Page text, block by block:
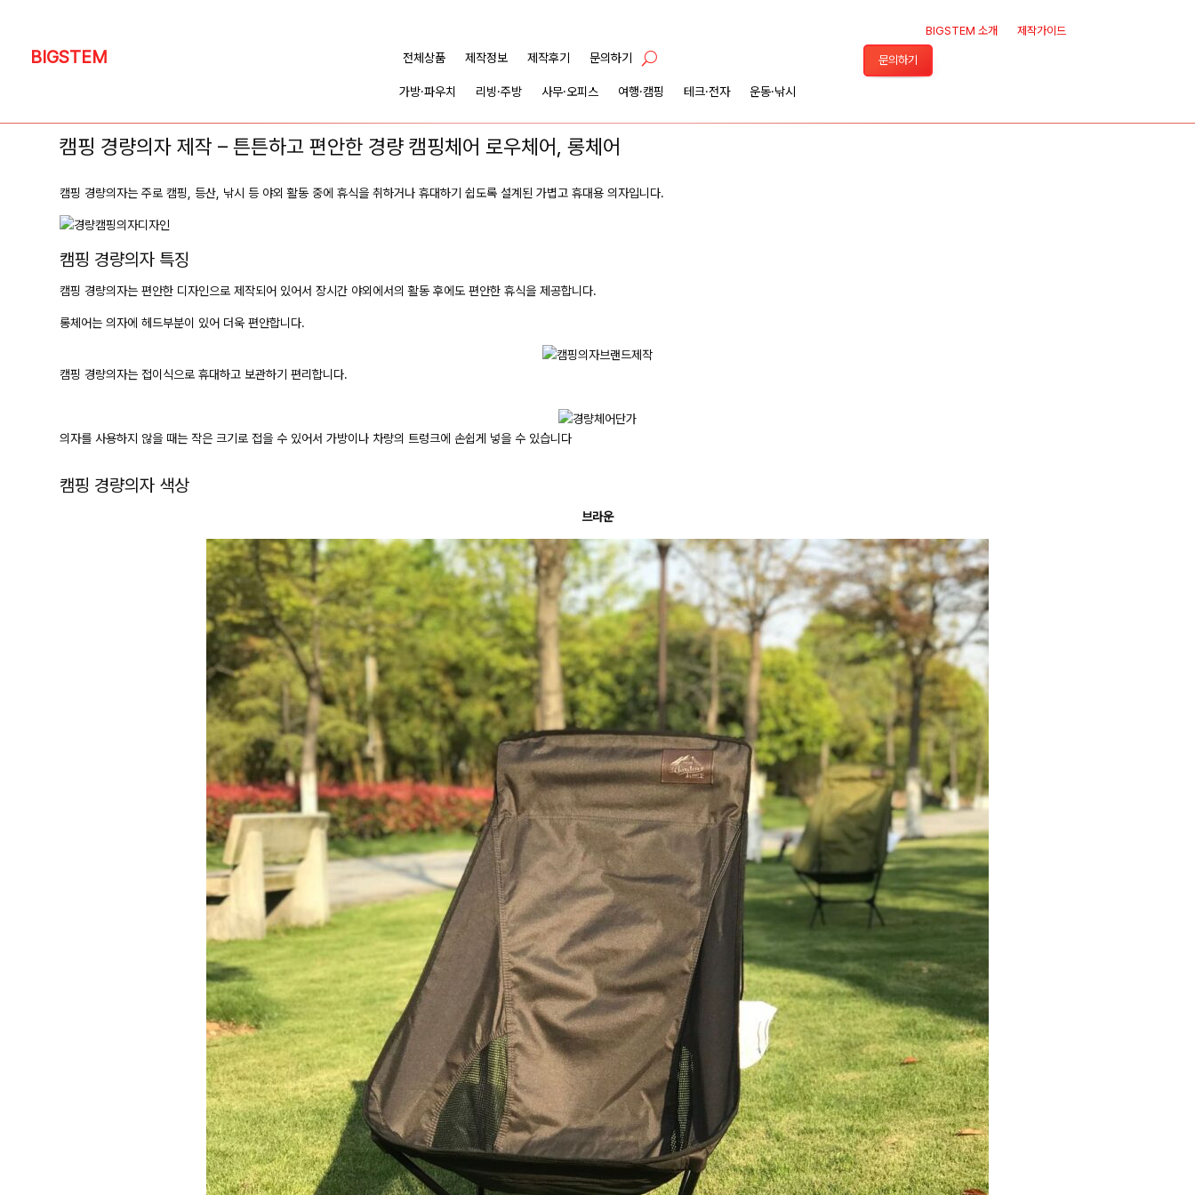
BIGSTEM 소개 제작가이드
BIGSTEM 전체상품 제작정보 제작후기 문의하기 문의하기
가방·파우치 리빙·주방 사무·오피스 여행·캠핑 테크·전자 운동·낚시
캠핑 경량의자 제작 – 튼튼하고 편안한 경량 캠핑체어 로우체어, 롱체어
캠핑 경량의자는 주로 캠핑, 등산, 낚시 등 야외 활동 중에 휴식을 취하거나 휴대하기 쉽도록 설계된 가볍고 휴대용 의자입니다.
캠핑 경량의자 특징
캠핑 경량의자는 편안한 디자인으로 제작되어 있어서 장시간 야외에서의 활동 후에도 편안한 휴식을 제공합니다.
롱체어는 의자에 헤드부분이 있어 더욱 편안합니다.
캠핑 경량의자는 접이식으로 휴대하고 보관하기 편리합니다.
의자를 사용하지 않을 때는 작은 크기로 접을 수 있어서 가방이나 차량의 트렁크에 손쉽게 넣을 수 있습니다
캠핑 경량의자 색상
브라운